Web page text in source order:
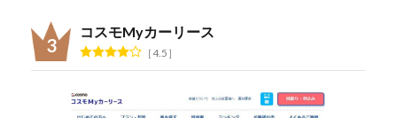
コスモMyカーリース
4.5